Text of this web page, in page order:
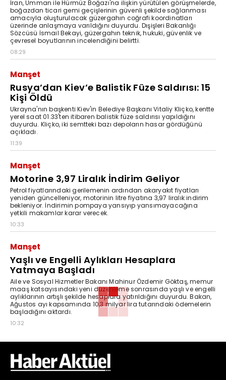
İran, Umman ile Hürmüz Boğazı'na ilişkin yürütülen görüşmelerde,
boğazdan ticari gemi geçişlerinin güvenli şekilde sağlanması
amacıyla oluşturulacak güzergahın coğrafi koordinatları
üzerinde anlaşmaya varıldığını duyurdu. Dışişleri Bakanlığı
Sözcüsü İsmail Bekayi, güzergahın teknik, hukuki, güvenlik ve
çevresel boyutlarının incelendiğini belirtti.
08:29
Manşet
Rusya’dan Kiev’e Balistik Füze Saldırısı: 15
Kişi Öldü
Ukrayna'nın başkenti Kiev'in Belediye Başkanı Vitaliy Kliçko, kentte
yerel saat 01.33'ten itibaren balistik füze saldırısı yapıldığını
duyurdu. Kliçko, iki semtteki bazı depoların hasar gördüğünü
açıkladı.
11:39
Manşet
Motorine 3,97 Liralık İndirim Geliyor
Petrol fiyatlarındaki gerilemenin ardından akaryakıt fiyatları
yeniden güncelleniyor, motorinin litre fiyatına 3,97 liralık indirim
bekleniyor. İndirimin pompaya yansıyıp yansımayacağına
yetkili makamlar karar verecek.
10:33
Manşet
Yaşlı ve Engelli Aylıkları Hesaplara
Yatmaya Başladı
Aile ve Sosyal Hizmetler Bakanı Mahinur Özdemir Göktaş, memur
maaş katsayısındaki yeni düzenleme sonrasında yaşlı ve engelli
aylıklarının artışlı şekilde hesaplara yatırıldığını duyurdu. Bakan,
Ağustos ayı kapsamında 10,3 milyar lira tutarındaki ödemelerin
başladığını aktardı.
10:32